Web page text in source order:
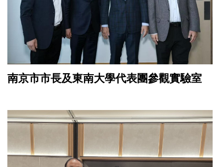
南京市市長及東南大學代表團參觀實驗室